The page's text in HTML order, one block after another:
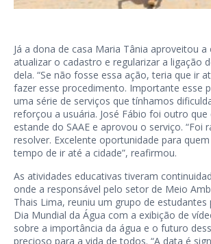
Já a dona de casa Maria Tânia aproveitou
atualizar o cadastro e regularizar a ligação
dela. “Se não fosse essa ação, teria que ir
fazer esse procedimento. Importante esse
uma série de serviços que tínhamos
reforçou a usuária. José Fábio foi outro
estande do SAAE e aprovou o serviço. “Foi
resolver. Excelente oportunidade para
tempo de ir até a cidade”, reafirmou.
As atividades educativas tiveram
onde a responsável pelo setor de Meio
Thais Lima, reuniu um grupo de
Dia Mundial da Água com a exibição de
sobre a importância da água e o futuro
precioso para a vida de todos. “A data é